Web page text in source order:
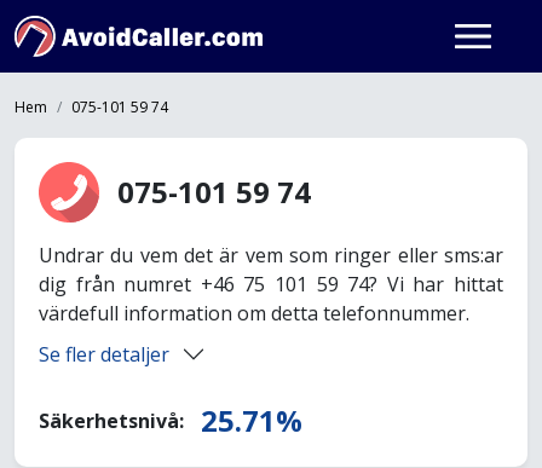
Hem 075-101 59 74
075-101 59 74
Undrar du vem det är vem som ringer eller sms:ar
dig från numret +46 75 101 59 74? Vi har hittat
värdefull information om detta telefonnummer.
Se fler detaljer
Säkerhetsnivå: 25.71%